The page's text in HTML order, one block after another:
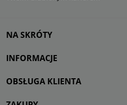
NA SKRÓTY
INFORMACJE
OBSŁUGA KLIENTA